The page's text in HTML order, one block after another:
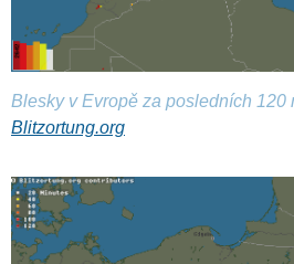
Blesky v Evropě za posledních 120
Blitzortung.org